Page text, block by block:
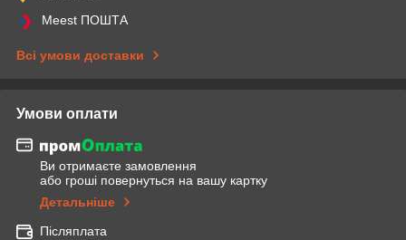
Meest ПОШТА
Всі умови доставки
Умови оплати
Ви отримаєте замовлення
або гроші повернуться на вашу картку
Детальніше
Післяплата